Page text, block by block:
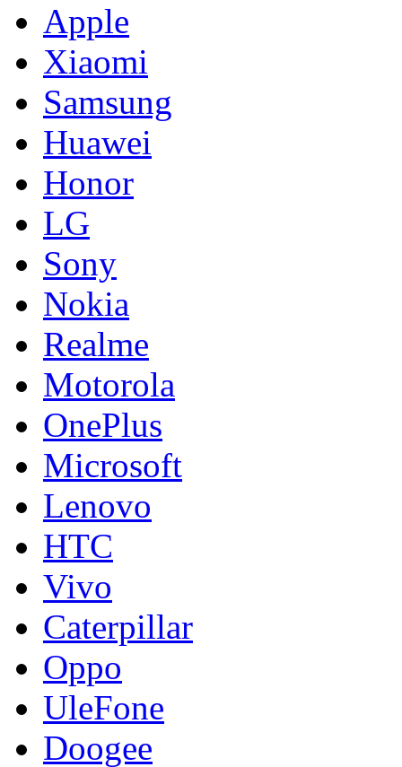
Apple
Xiaomi
Samsung
Huawei
Honor
LG
Sony
Nokia
Realme
Motorola
OnePlus
Microsoft
Lenovo
HTC
Vivo
Caterpillar
Oppo
UleFone
Doogee